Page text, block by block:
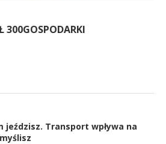
300GOSPODARKI
jeździsz. Transport wpływa na